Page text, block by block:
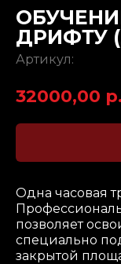
ДРИФТУ
Артикул:
32000,00 р.
Одна часовая
позволяет
специально
закрытой